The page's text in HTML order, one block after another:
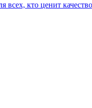
всех, кто ценит